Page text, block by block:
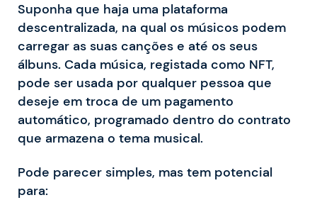
Suponha que haja uma plataforma
descentralizada, na qual os músicos podem
carregar as suas canções e até os seus
álbuns. Cada música, registada como NFT,
pode ser usada por qualquer pessoa que
deseje em troca de um pagamento
automático, programado dentro do contrato
que armazena o tema musical.
Pode parecer simples, mas tem potencial
para: